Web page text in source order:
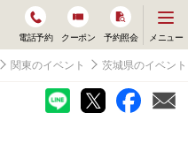
電話予約 クーポン 予約照会
ニ
ー
開
く
メニュー
関東のイベント 茨城県のイベント